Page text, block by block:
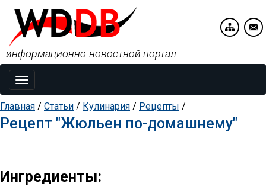
Toggle
navigation
информационно-новостной портал
Главная / Статьи / Кулинария / Рецепты /
Рецепт "Жюльен по-домашнему"
Ингредиенты: